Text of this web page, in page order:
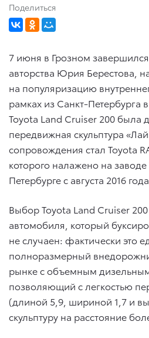
Поделиться
7 июня в Грозном
авторства Юрия Берестова,
на популяризацию
рамках из Санкт-
Toyota Land Cruiser 200 была
передвижная скульптура
сопровождения стал Toyota
которого налажено на
Петербурге с августа 2016
Выбор Toyota Land Cruiser 200
автомобиля, который
не случаен: фактически это
полноразмерный
рынке с объемным
позволяющий с легкостью
(длиной 5,9, шириной 1,7 и
скульптуру на расстояние